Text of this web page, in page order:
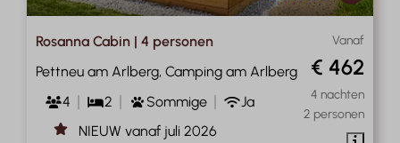
Vanaf
€ 462
4 nachten
2 personen
Rosanna Cabin | 4 personen
Pettneu am Arlberg, Camping am Arlberg
4
2 Sommige
Ja
NIEUW vanaf juli 2026